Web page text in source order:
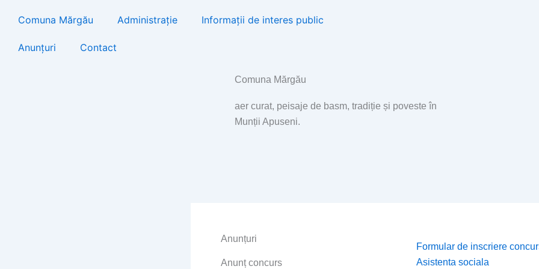
Comuna Mărgău Administrație Informații de interes public
Anunțuri Contact
Comuna Mărgău
aer curat, peisaje de basm, tradiție și poveste în
Munții Apuseni.
Anunțuri
Anunț concurs
Formular de inscriere
Asistenta sociala
Page
Page
PagePage